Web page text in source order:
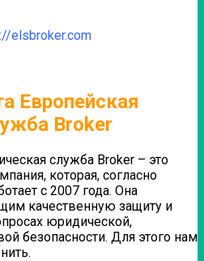
elsbroker.com
Европейская
Broker
служба Broker – это
которая, согласно
с 2007 года. Она
качественную защиту и
юридической,
безопасности. Для этого нам